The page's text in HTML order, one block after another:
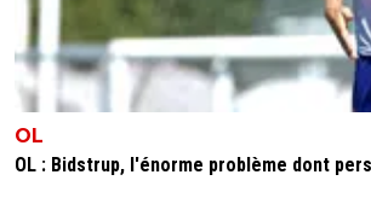
OL
OL : Bidstrup, l'énorme problème dont